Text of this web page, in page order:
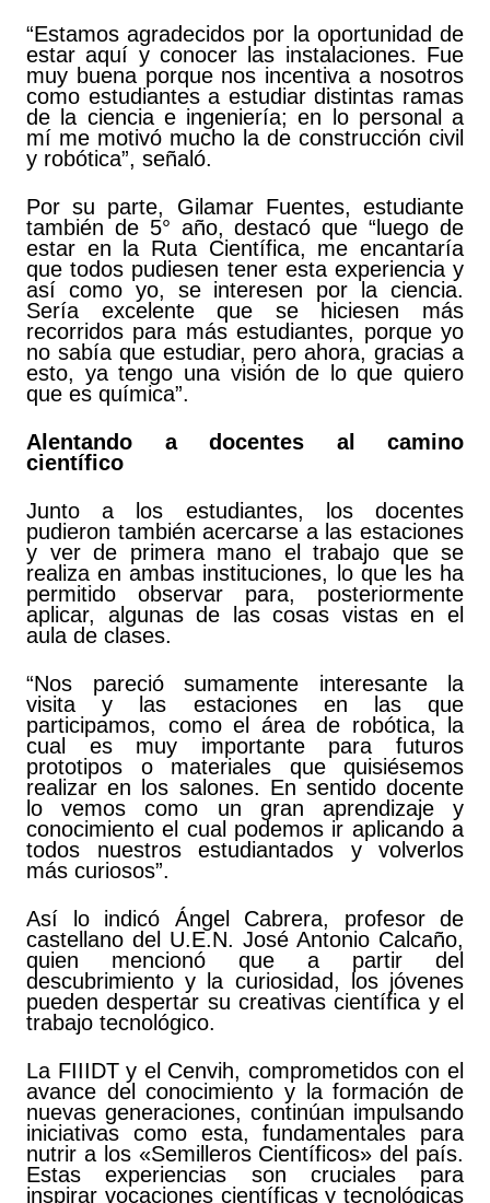
“Estamos agradecidos por la oportunidad de
estar aquí y conocer las instalaciones. Fue
muy buena porque nos incentiva a nosotros
como estudiantes a estudiar distintas ramas
de la ciencia e ingeniería; en lo personal a
mí me motivó mucho la de construcción civil
y robótica”, señaló.
Por su parte, Gilamar Fuentes, estudiante
también de 5° año, destacó que “luego de
estar en la Ruta Científica, me encantaría
que todos pudiesen tener esta experiencia y
así como yo, se interesen por la ciencia.
Sería excelente que se hiciesen más
recorridos para más estudiantes, porque yo
no sabía que estudiar, pero ahora, gracias a
esto, ya tengo una visión de lo que quiero
que es química”.
Alentando a docentes al camino
científico
Junto a los estudiantes, los docentes
pudieron también acercarse a las estaciones
y ver de primera mano el trabajo que se
realiza en ambas instituciones, lo que les ha
permitido observar para, posteriormente
aplicar, algunas de las cosas vistas en el
aula de clases.
“Nos pareció sumamente interesante la
visita y las estaciones en las que
participamos, como el área de robótica, la
cual es muy importante para futuros
prototipos o materiales que quisiésemos
realizar en los salones. En sentido docente
lo vemos como un gran aprendizaje y
conocimiento el cual podemos ir aplicando a
todos nuestros estudiantados y volverlos
más curiosos”.
Así lo indicó Ángel Cabrera, profesor de
castellano del U.E.N. José Antonio Calcaño,
quien mencionó que a partir del
descubrimiento y la curiosidad, los jóvenes
pueden despertar su creativas científica y el
trabajo tecnológico.
La FIIIDT y el Cenvih, comprometidos con el
avance del conocimiento y la formación de
nuevas generaciones, continúan impulsando
iniciativas como esta, fundamentales para
nutrir a los «Semilleros Científicos» del país.
Estas experiencias son cruciales para
inspirar vocaciones científicas y tecnológicas